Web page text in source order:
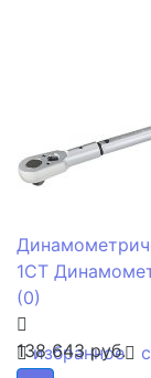
избранное
1CT
(0)
138 643 руб.